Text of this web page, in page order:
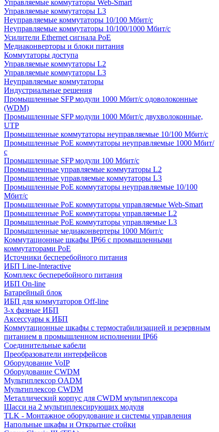
Управляемые коммутаторы Web-Smart
Управляемые коммутаторы L3
Неуправляемые коммутаторы 10/100 Мбит/с
Неуправляемые коммутаторы 10/100/1000 Мбит/с
Усилители Ethernet сигнала PoE
Медиаконверторы и блоки питания
Коммутаторы доступа
Управляемые коммутаторы L2
Управляемые коммутаторы L3
Неуправляемые коммутаторы
Индустриальные решения
Промышленные SFP модули 1000 Мбит/c одоволоконные
(WDM)
Промышленные SFP модули 1000 Мбит/c двухволоконные,
UTP
Промышленные коммутаторы неуправляемые 10/100 Мбит/с
Промышленные PoE коммутаторы неуправляемые 1000 Мбит/
с
Промышленные SFP модули 100 Мбит/c
Промышленные управляемые коммутаторы L2
Промышленные управляемые коммутаторы L3
Промышленные PoE коммутаторы неуправляемые 10/100
Мбит/с
Промышленные PoE коммутаторы управляемые Web-Smart
Промышленные PoE коммутаторы управляемые L2
Промышленные PoE коммутаторы управляемые L3
Промышленные медиаконвертеры 1000 Мбит/с
Коммутационные шкафы IP66 c промышленными
коммутаторами PoE
Источники бесперебойного питания
ИБП Line-Interactive
Комплекс бесперебойного питания
ИБП On-line
Батарейный блок
ИБП для коммутаторов Off-line
3-х фазные ИБП
Аксессуары к ИБП
Коммутационные шкафы с термостабилизацией и резервным
питанием в промышленном исполнении IP66
Соединительные кабели
Преобразователи интерфейсов
Оборудование VoIP
Оборудование CWDM
Мультиплекcор OADM
Мультиплексор CWDM
Металлический корпус для CWDM мультиплексора
Шасси на 2 мультиплексирующих модуля
TLK - Монтажное оборудование и системы управления
Напольные шкафы и Открытые стойки